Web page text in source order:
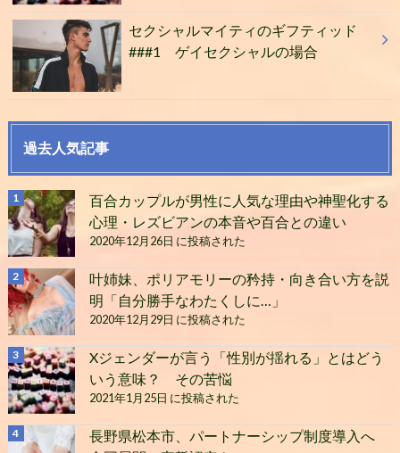
セクシャルマイティのギフティッド
###1 ゲイセクシャルの場合
過去人気記事
百合カップルが男性に人気な理由や神聖化する
心理・レズビアンの本音や百合との違い
2020年12月26日 に投稿された
叶姉妹、ポリアモリーの矜持・向き合い方を説
明「自分勝手なわたくしに…」
2020年12月29日 に投稿された
Xジェンダーが言う「性別が揺れる」とはどう
いう意味？ その苦悩
2021年1月25日 に投稿された
長野県松本市、パートナーシップ制度導入へ